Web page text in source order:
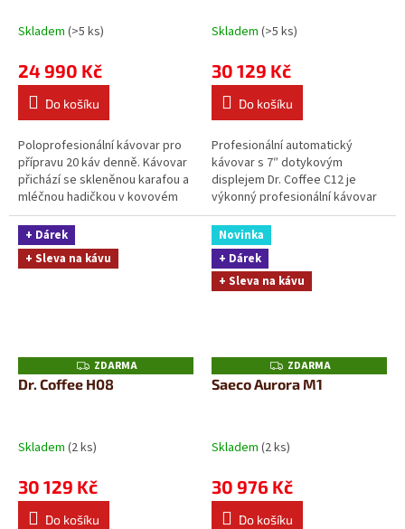
Skladem (>5 ks)
24 990 Kč
Do košíku
Poloprofesionální kávovar pro
přípravu 20 káv denně. Kávovar
přichází se skleněnou karafou a
mléčnou hadičkou v kovovém
obalu.
Skladem (>5 ks)
30 129 Kč
Do košíku
Profesionální automatický
kávovar s 7″ dotykovým
displejem Dr. Coffee C12 je
výkonný profesionální kávovar
určený pro kanceláře a menší
provozy. Nabízí...
+ Dárek
+ Sleva na kávu
Z
D
A
ZDARMA
Dr. Coffee H08
Skladem (2 ks)
30 129 Kč
Do košíku
Novinka
+ Dárek
+ Sleva na kávu
Z
D
A
ZDARMA
Saeco Aurora M1
Skladem (2 ks)
30 976 Kč
Do košíku